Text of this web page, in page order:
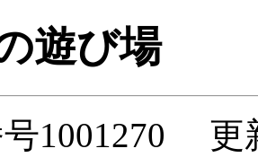
遊び場
1001270 更